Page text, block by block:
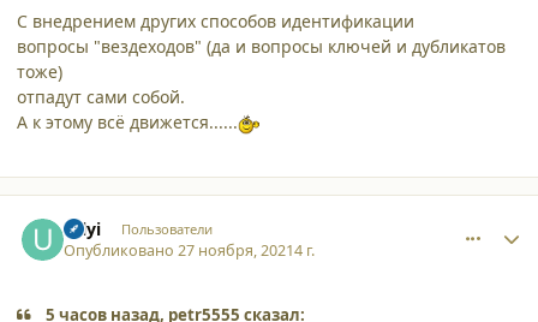
С внедрением других способов идентификации
вопросы "вездеходов" (да и вопросы ключей и дубликатов
тоже)
отпадут сами собой.
А к этому всё движется......
Uilyi Пользователи
Опубликовано27 ноября, 20214 г.
5 часов назад, petr5555 сказал: